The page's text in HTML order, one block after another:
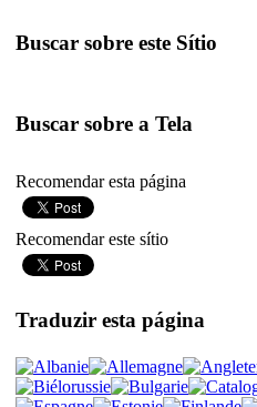
Buscar sobre este Sítio
Buscar sobre a Tela
Recomendar esta página
Recomendar este sítio
Traduzir esta página